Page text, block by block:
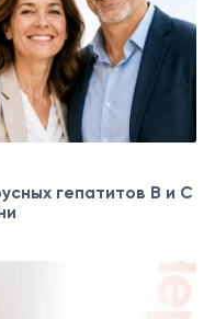
гепатитов B и C